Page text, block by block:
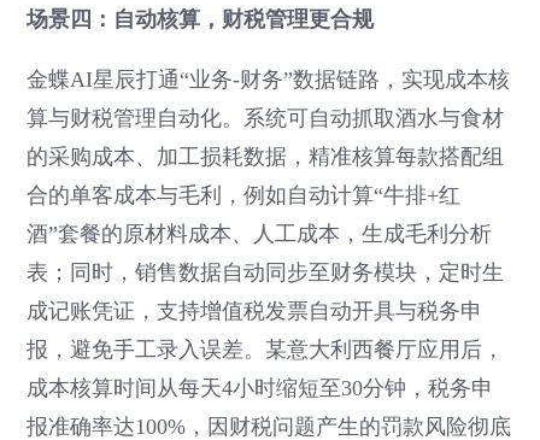
场景四：自动核算，财税管理更合规
金蝶AI星辰打通“业务-财务”数据链路，实现成本核
算与财税管理自动化。系统可自动抓取酒水与食材
的采购成本、加工损耗数据，精准核算每款搭配组
合的单客成本与毛利，例如自动计算“牛排+红
酒”套餐的原材料成本、人工成本，生成毛利分析
表；同时，销售数据自动同步至财务模块，定时生
成记账凭证，支持增值税发票自动开具与税务申
报，避免手工录入误差。某意大利西餐厅应用后，
成本核算时间从每天4小时缩短至30分钟，税务申
报准确率达100%，因财税问题产生的罚款风险彻底